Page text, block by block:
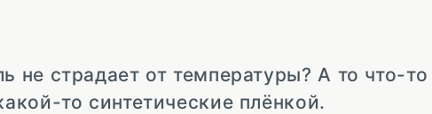
не страдает от температуры? А то что-то
то синтетические плёнкой.